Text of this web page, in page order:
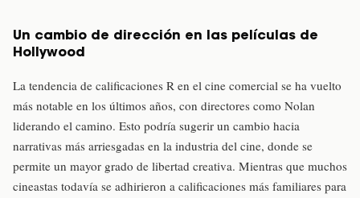
Un cambio de dirección en las películas de
Hollywood
La tendencia de calificaciones R en el cine comercial se ha vuelto
más notable en los últimos años, con directores como Nolan
liderando el camino. Esto podría sugerir un cambio hacia
narrativas más arriesgadas en la industria del cine, donde se
permite un mayor grado de libertad creativa. Mientras que muchos
cineastas todavía se adhirieron a calificaciones más familiares para